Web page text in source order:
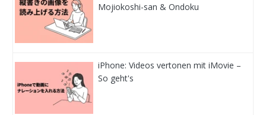
Mojiokoshi-san & Ondoku
iPhone: Videos vertonen mit iMovie –
So geht's